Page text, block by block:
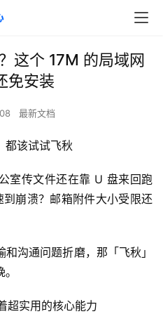
这个 17M 的局域网
免安装
最新文档
都该试试飞秋
室传文件还在靠 U 盘来回跑
崩溃？邮箱附件大小受限还
沟通问题折磨，那「飞秋」
超实用的核心能力